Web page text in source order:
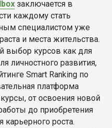
заключается в
каждому стать
специалистом уже
и места жительства.
выбор курсов как для
личностного развития,
Smart Ranking по
платформа
от освоения новой
до приобретения
роста.